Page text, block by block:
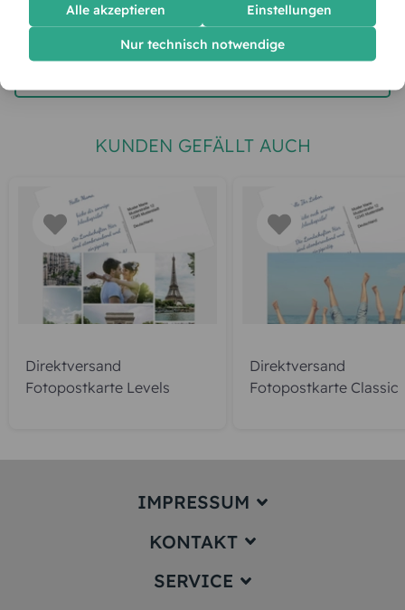
jetzt gestalten
KUNDEN GEFÄLLT AUCH
Direktversand
Fotopostkarte Levels
Direktversand
Fotopostkarte Classic
IMPRESSUM
Impressum
KONTAKT
service@karten-paradies.de
SERVICE
Alle akzeptieren Einstellungen
Nur technisch notwendige